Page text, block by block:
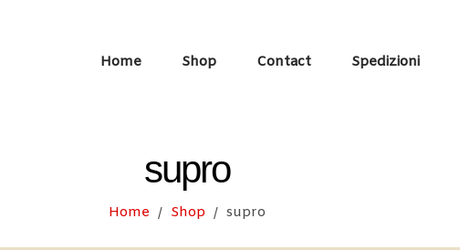
Home Shop Contact Spedizioni
supro
Home / Shop / supro